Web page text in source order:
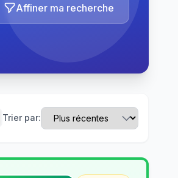
Affiner ma recherche
Trier par: